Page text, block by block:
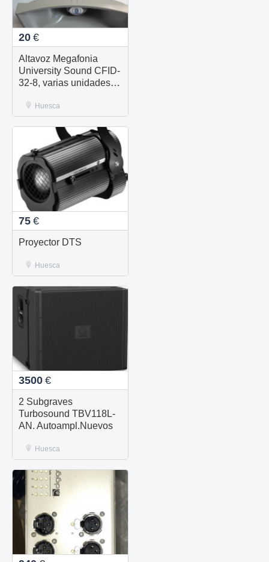
20 €
Altavoz Megafonia
University Sound CFID-
32-8, varias unidades
Huesca
75 €
Proyector DTS
Huesca
3500 €
2 Subgraves
Turbosound TBV118L-
AN. Autoampl.Nuevos
Huesca